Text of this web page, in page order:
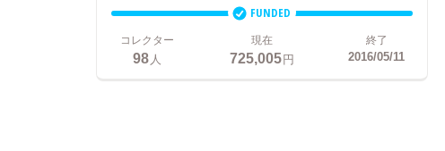
FUNDED
コレクター
98人
現在
725,005円
終了
2016/05/11